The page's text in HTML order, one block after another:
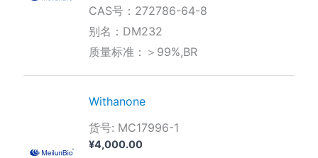
范
至
CAS号：272786-64-8
别名：DM232
质量标准：＞99%,BR
Withanone
货号: MC17996-1
¥4,000.00